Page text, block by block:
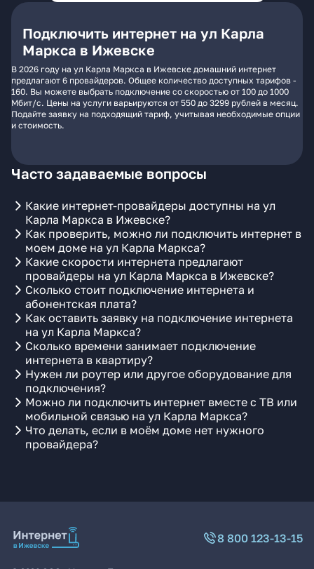
Подключить интернет на ул Карла
Маркса в Ижевске
В 2026 году на ул Карла Маркса в Ижевске домашний интернет
предлагают 6 провайдеров. Общее количество доступных тарифов -
160. Вы можете выбрать подключение со скоростью от 100 до 1000
Мбит/с. Цены на услуги варьируются от 550 до 3299 рублей в месяц.
Подайте заявку на подходящий тариф, учитывая необходимые опции
и стоимость.
Часто задаваемые вопросы
Какие интернет-провайдеры доступны на ул
Карла Маркса в Ижевске?
Как проверить, можно ли подключить интернет в
моем доме на ул Карла Маркса?
Какие скорости интернета предлагают
провайдеры на ул Карла Маркса в Ижевске?
Сколько стоит подключение интернета и
абонентская плата?
Как оставить заявку на подключение интернета
на ул Карла Маркса?
Сколько времени занимает подключение
интернета в квартиру?
Нужен ли роутер или другое оборудование для
подключения?
Можно ли подключить интернет вместе с ТВ или
мобильной связью на ул Карла Маркса?
Что делать, если в моём доме нет нужного
провайдера?
8 800 123-13-15